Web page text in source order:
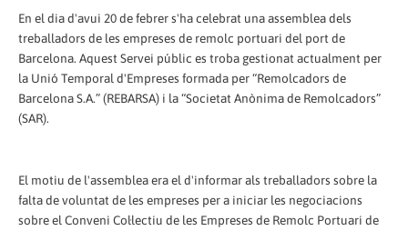
En el dia d'avui 20 de febrer s'ha celebrat una assemblea dels
treballadors de les empreses de remolc portuari del port de
Barcelona. Aquest Servei públic es troba gestionat actualment per
la Unió Temporal d'Empreses formada per “Remolcadors de
Barcelona S.A.” (REBARSA) i la “Societat Anònima de Remolcadors”
(SAR).
El motiu de l'assemblea era el d'informar als treballadors sobre la
falta de voluntat de les empreses per a iniciar les negociacions
sobre el Conveni Col·lectiu de les Empreses de Remolc Portuari de